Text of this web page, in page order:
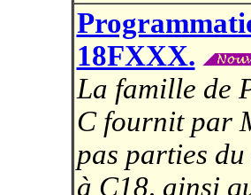
18FXXX.
La famille de
C fournit par
pas parties
à C18, ainsi